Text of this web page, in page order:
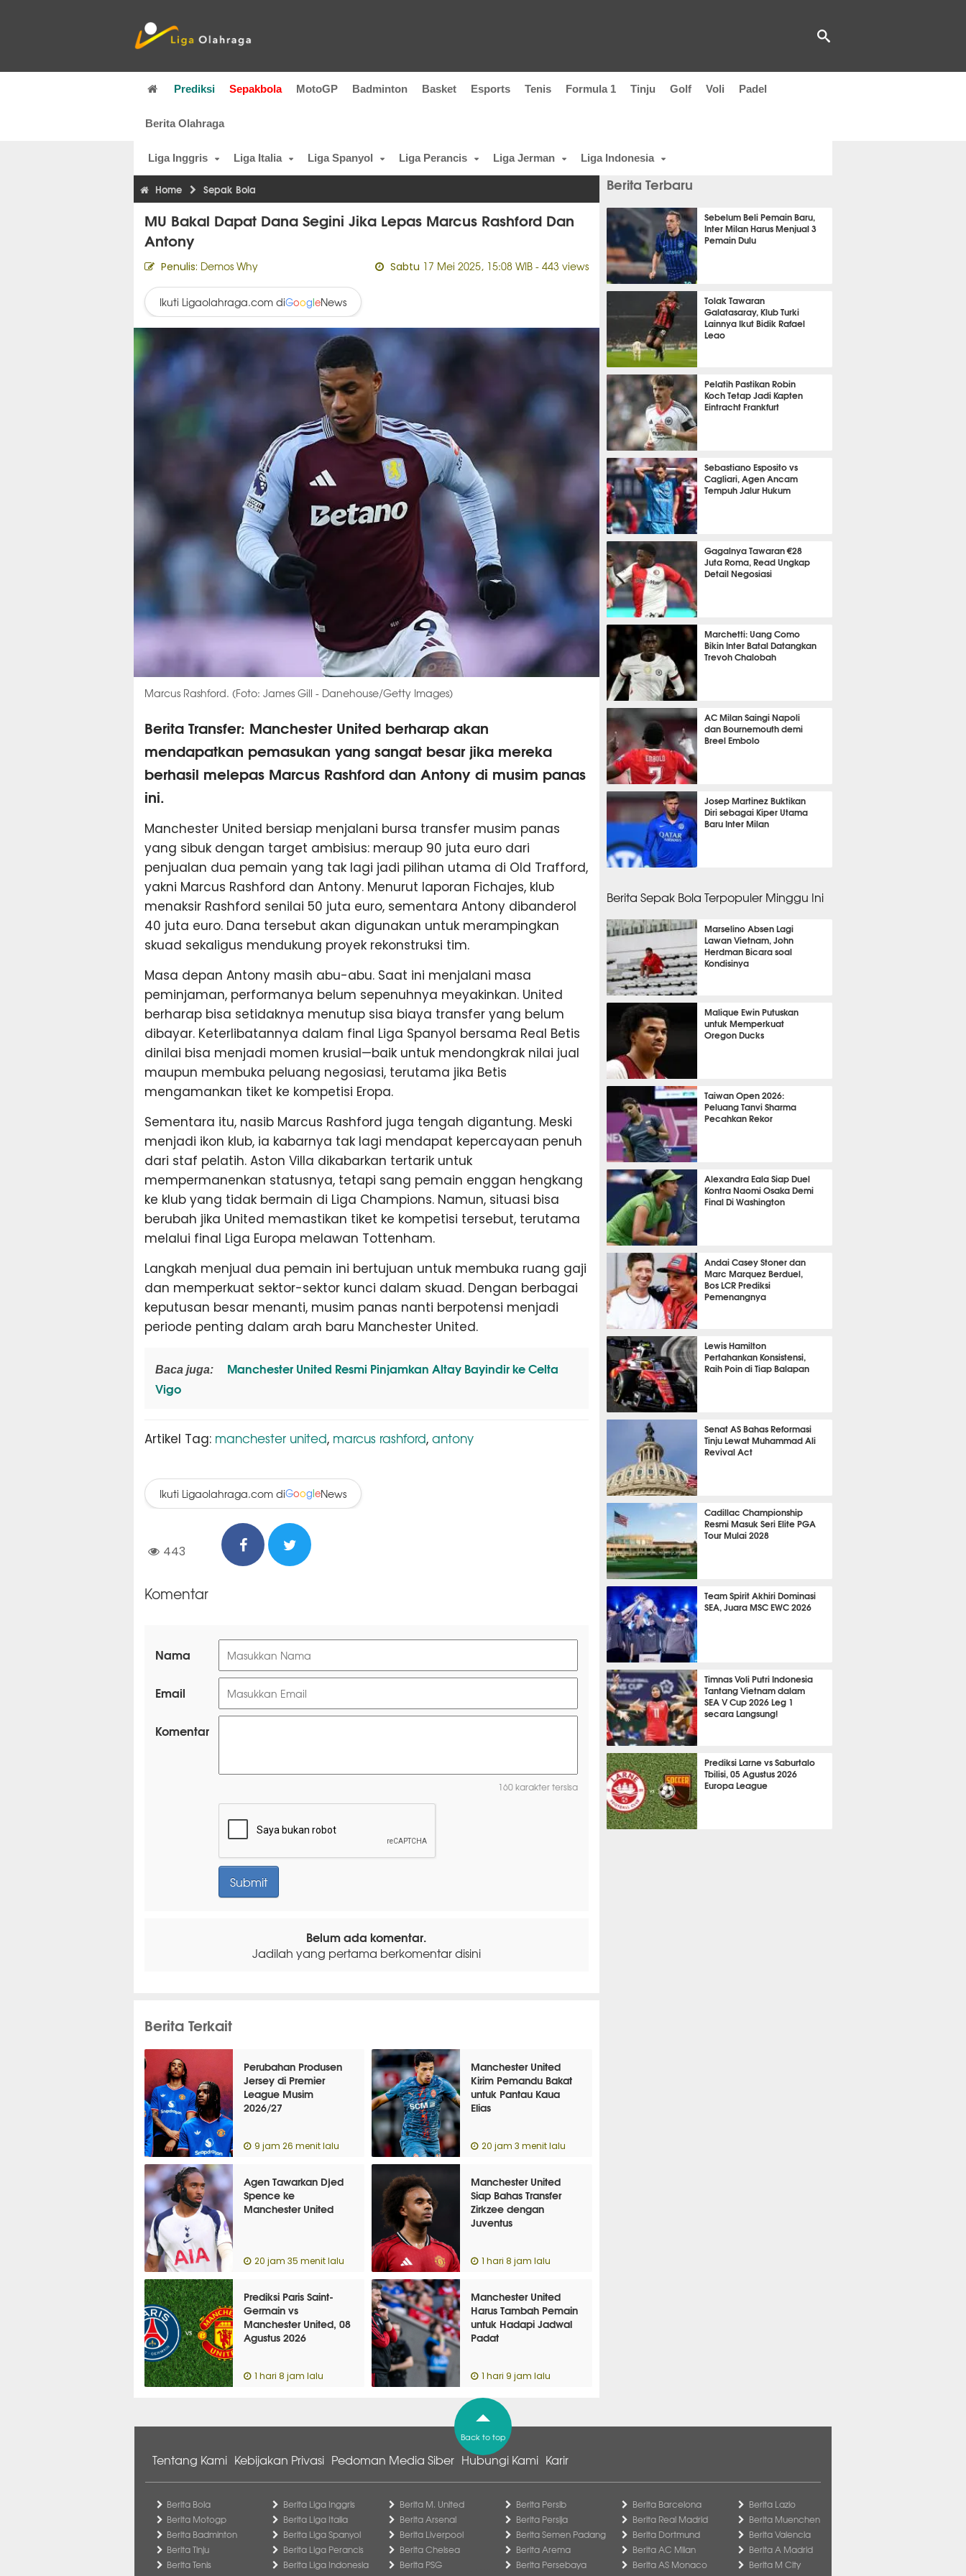
Prediksi Sepakbola MotoGP Badminton Basket Esports Tenis Formula 1 Tinju Golf Voli Padel
Berita Olahraga
Liga Inggris Liga Italia Liga Spanyol Liga Perancis Liga Jerman Liga Indonesia
Home Sepak Bola
MU Bakal Dapat Dana Segini Jika Lepas Marcus Rashford Dan
Antony
Penulis: Demos Why Sabtu 17 Mei 2025, 15:08 WIB- 443 views
Ikuti Ligaolahraga.com diGoogleNews
Marcus Rashford. (Foto: James Gill - Danehouse/Getty Images)
Berita Transfer: Manchester United berharap akan
mendapatkan pemasukan yang sangat besar jika mereka
berhasil melepas Marcus Rashford dan Antony di musim panas
ini.
Manchester United bersiap menjalani bursa transfer musim panas
yang sibuk dengan target ambisius: meraup 90 juta euro dari
penjualan dua pemain yang tak lagi jadi pilihan utama di Old Trafford,
yakni Marcus Rashford dan Antony. Menurut laporan Fichajes, klub
menaksir Rashford senilai 50 juta euro, sementara Antony dibanderol
40 juta euro. Dana tersebut akan digunakan untuk merampingkan
skuad sekaligus mendukung proyek rekonstruksi tim.
Masa depan Antony masih abu-abu. Saat ini menjalani masa
peminjaman, performanya belum sepenuhnya meyakinkan. United
berharap bisa setidaknya menutup sisa biaya transfer yang belum
dibayar. Keterlibatannya dalam final Liga Spanyol bersama Real Betis
dinilai bisa menjadi momen krusial—baik untuk mendongkrak nilai jual
maupun membuka peluang negosiasi, terutama jika Betis
mengamankan tiket ke kompetisi Eropa.
Sementara itu, nasib Marcus Rashford juga tengah digantung. Meski
menjadi ikon klub, ia kabarnya tak lagi mendapat kepercayaan penuh
dari staf pelatih. Aston Villa dikabarkan tertarik untuk
mempermanenkan statusnya, tetapi sang pemain enggan hengkang
ke klub yang tidak bermain di Liga Champions. Namun, situasi bisa
berubah jika United memastikan tiket ke kompetisi tersebut, terutama
melalui final Liga Europa melawan Tottenham.
Langkah menjual dua pemain ini bertujuan untuk membuka ruang gaji
dan memperkuat sektor-sektor kunci dalam skuad. Dengan berbagai
keputusan besar menanti, musim panas nanti berpotensi menjadi
periode penting dalam arah baru Manchester United.
Baca juga:
Manchester United Resmi Pinjamkan Altay Bayindir ke Celta
Vigo
Artikel Tag: manchester united, marcus rashford, antony
Ikuti Ligaolahraga.com diGoogleNews
443
Komentar
Nama
Email
Komentar
160 karakter tersisa
Belum ada komentar.
Jadilah yang pertama berkomentar disini
Berita Terkait
Perubahan Produsen
Jersey di Premier
League Musim
2026/27
9 jam 26 menit lalu
Manchester United
Kirim Pemandu Bakat
untuk Pantau Kaua
Elias
20 jam 3 menit lalu
Agen Tawarkan Djed
Spence ke
Manchester United
20 jam 35 menit lalu
Manchester United
Siap Bahas Transfer
Zirkzee dengan
Juventus
1 hari 8 jam lalu
Prediksi Paris Saint-
Germain vs
Manchester United, 08
Agustus 2026
1 hari 8 jam lalu
Manchester United
Harus Tambah Pemain
untuk Hadapi Jadwal
Padat
1 hari 9 jam lalu
Berita Terbaru
Sebelum Beli Pemain Baru,
Inter Milan Harus Menjual 3
Pemain Dulu
4 menit 19 detik lalu
Tolak Tawaran
Galatasaray, Klub Turki
Lainnya Ikut Bidik Rafael
Leao
8 menit 58 detik lalu
Pelatih Pastikan Robin
Koch Tetap Jadi Kapten
Eintracht Frankfurt
13 menit 45 detik lalu
Sebastiano Esposito vs
Cagliari, Agen Ancam
Tempuh Jalur Hukum
19 menit 7 detik lalu
Gagalnya Tawaran €28
Juta Roma, Read Ungkap
Detail Negosiasi
23 menit 18 detik lalu
Marchetti: Uang Como
Bikin Inter Batal Datangkan
Trevoh Chalobah
34 menit 30 detik lalu
AC Milan Saingi Napoli
dan Bournemouth demi
Breel Embolo
39 menit 15 detik lalu
Josep Martinez Buktikan
Diri sebagai Kiper Utama
Baru Inter Milan
Berita Sepak Bola Terpopuler Minggu Ini
Marselino Absen Lagi
Lawan Vietnam, John
Herdman Bicara soal
Kondisinya
SEPAK BOLA
Malique Ewin Putuskan
untuk Memperkuat
Oregon Ducks
BASKET
Taiwan Open 2026:
Peluang Tanvi Sharma
Pecahkan Rekor
BADMINTON
Alexandra Eala Siap Duel
Kontra Naomi Osaka Demi
Final Di Washington
TENIS
Andai Casey Stoner dan
Marc Marquez Berduel,
Bos LCR Prediksi
Pemenangnya
MOTOGP
Lewis Hamilton
Pertahankan Konsistensi,
Raih Poin di Tiap Balapan
F1
Senat AS Bahas Reformasi
Tinju Lewat Muhammad Ali
Revival Act
TINJU
Cadillac Championship
Resmi Masuk Seri Elite PGA
Tour Mulai 2028
GOLF
Team Spirit Akhiri Dominasi
SEA, Juara MSC EWC 2026
ESPORTS
Timnas Voli Putri Indonesia
Tantang Vietnam dalam
SEA V Cup 2026 Leg 1
secara Langsung!
OLAHRAGA LAIN
Prediksi Larne vs Saburtalo
Tbilisi, 05 Agustus 2026
Europa League
Back to top
Tentang Kami Kebijakan Privasi Pedoman Media Siber Hubungi Kami Karir
Berita Bola
Berita Motogp
Berita Badminton
Berita Tinju
Berita Tenis
Berita Liga Inggris
Berita Liga Italia
Berita Liga Spanyol
Berita Liga Perancis
Berita Liga Indonesia
Berita M. United
Berita Arsenal
Berita Liverpool
Berita Chelsea
Berita PSG
Berita Persib
Berita Persija
Berita Semen Padang
Berita Arema
Berita Persebaya
Berita Barcelona
Berita Real Madrid
Berita Dortmund
Berita AC Milan
Berita AS Monaco
Berita Lazio
Berita Muenchen
Berita Valencia
Berita A Madrid
Berita M City